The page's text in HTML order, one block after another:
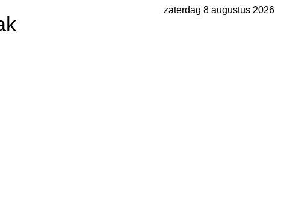
zaterdag 8 augustus 2026